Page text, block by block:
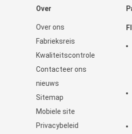
Over
Over ons
Fabrieksreis
Kwaliteitscontrole
Contacteer ons
nieuws
Sitemap
Mobiele site
Privacybeleid